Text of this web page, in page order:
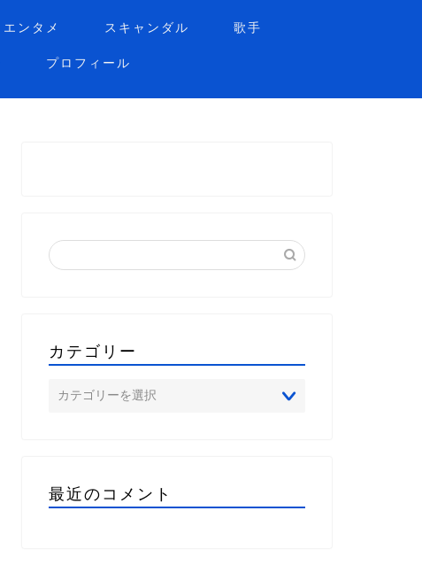
エンタメ スキャンダル 歌手
プロフィール
カテゴリー
最近のコメント